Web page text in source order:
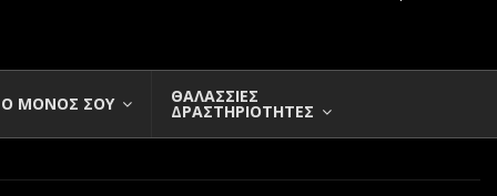
ΜΟΝΟΣ ΣΟΥ ΘΑΛΑΣΣΙΕΣ
ΔΡΑΣΤΗΡΙΟΤΗΤΕΣ